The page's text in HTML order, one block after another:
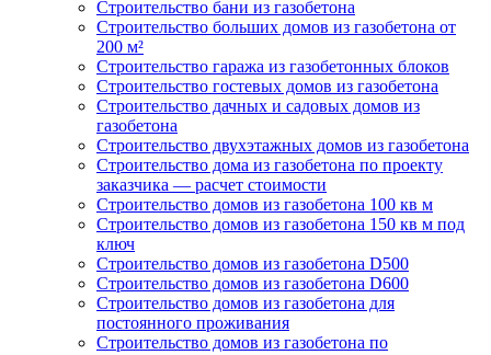
Строительство бани из газобетона
Строительство больших домов из газобетона от
200 м²
Строительство гаража из газобетонных блоков
Строительство гостевых домов из газобетона
Строительство дачных и садовых домов из
газобетона
Строительство двухэтажных домов из газобетона
Строительство дома из газобетона по проекту
заказчика — расчет стоимости
Строительство домов из газобетона 100 кв м
Строительство домов из газобетона 150 кв м под
ключ
Строительство домов из газобетона D500
Строительство домов из газобетона D600
Строительство домов из газобетона для
постоянного проживания
Строительство домов из газобетона по